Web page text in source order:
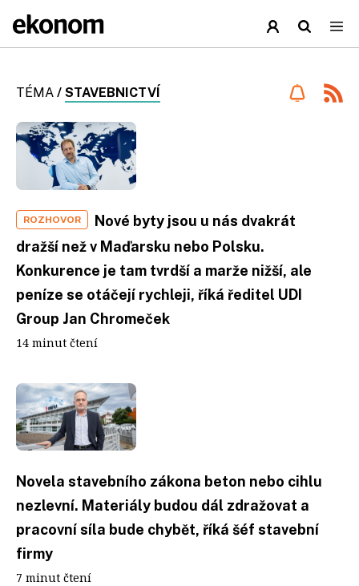
TÉMA / STAVEBNICTVÍ
ROZHOVOR
Nové byty jsou u nás dvakrát
dražší než v Maďarsku nebo Polsku.
Konkurence je tam tvrdší a marže nižší, ale
peníze se otáčejí rychleji, říká ředitel UDI
Group Jan Chromeček
14 minut čtení
Novela stavebního zákona beton nebo cihlu
nezlevní. Materiály budou dál zdražovat a
pracovní síla bude chybět, říká šéf stavební
firmy
7 minut čtení